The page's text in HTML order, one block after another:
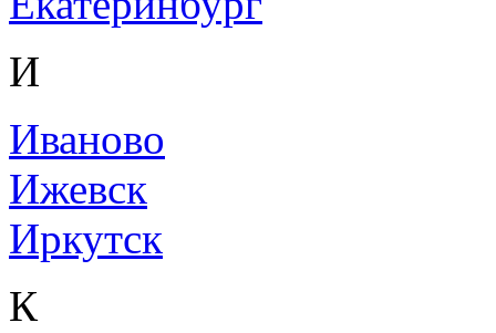
И
Иваново
Ижевск
Иркутск
К